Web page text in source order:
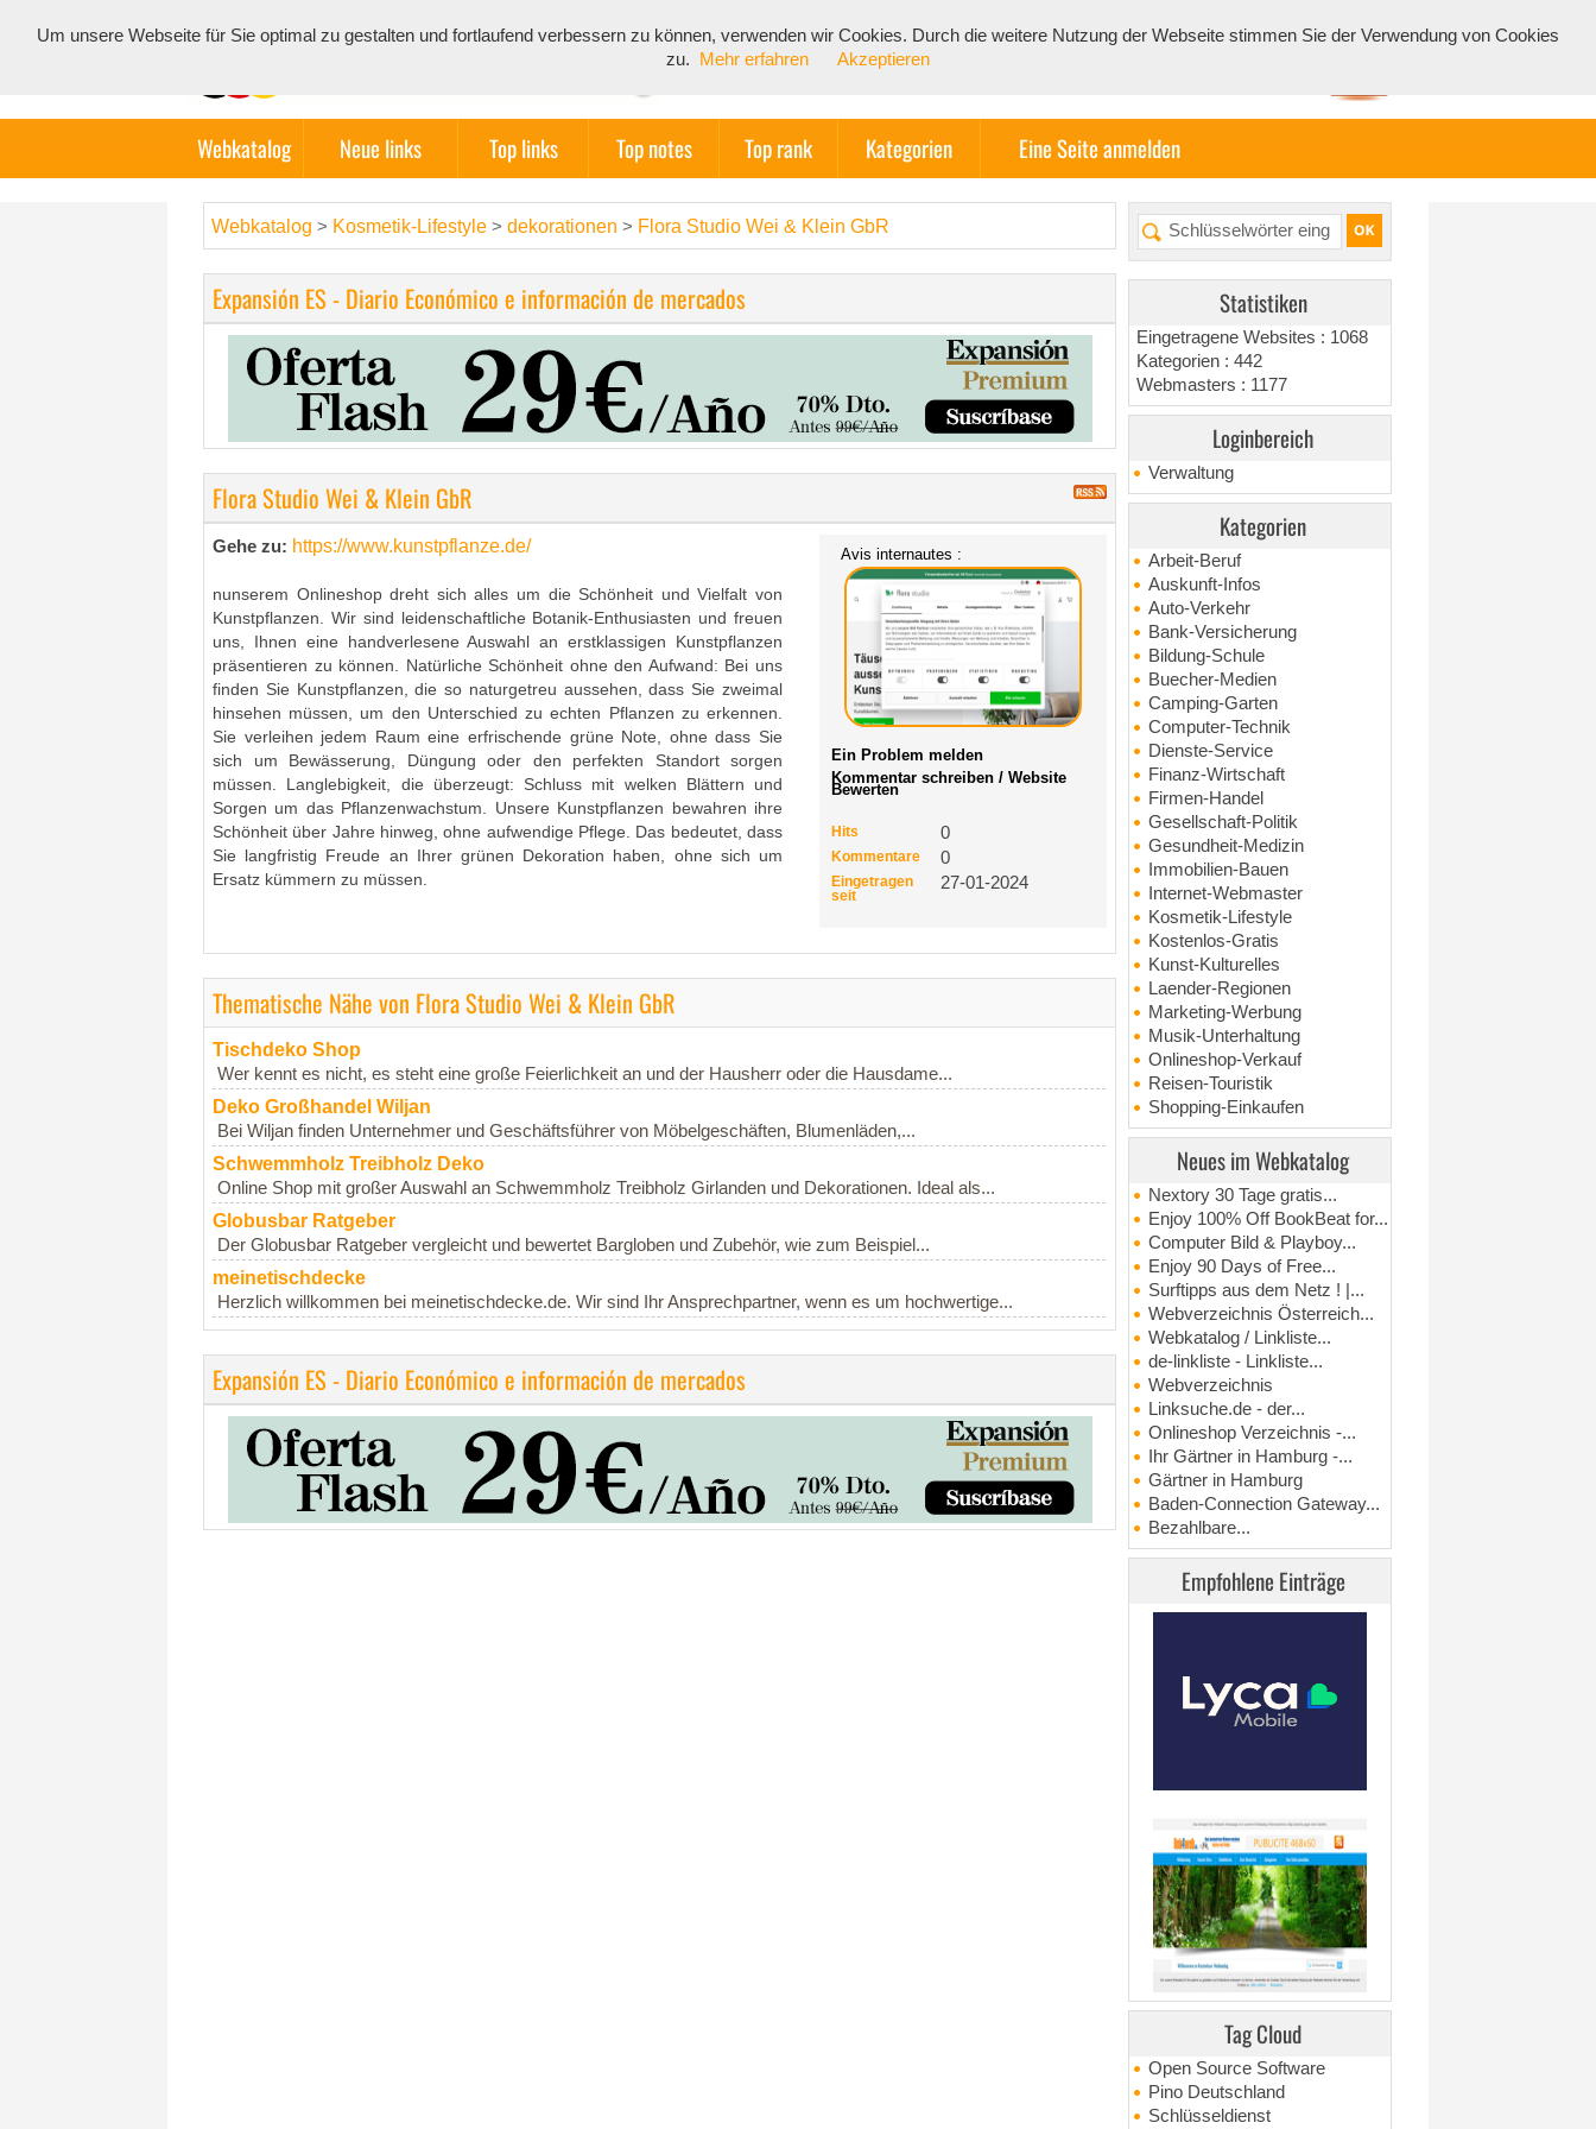
Webkatalog Neue links Top links Top notes Top rank Kategorien Eine Seite anmelden
Statistiken
Eingetragene Websites : 1068
Kategorien : 442
Webmasters : 1177
Loginbereich
Verwaltung
Kategorien
Arbeit-Beruf
Auskunft-Infos
Auto-Verkehr
Bank-Versicherung
Bildung-Schule
Buecher-Medien
Camping-Garten
Computer-Technik
Dienste-Service
Finanz-Wirtschaft
Firmen-Handel
Gesellschaft-Politik
Gesundheit-Medizin
Immobilien-Bauen
Internet-Webmaster
Kosmetik-Lifestyle
Kostenlos-Gratis
Kunst-Kulturelles
Laender-Regionen
Marketing-Werbung
Musik-Unterhaltung
Onlineshop-Verkauf
Reisen-Touristik
Shopping-Einkaufen
Neues im Webkatalog
Nextory 30 Tage gratis...
Enjoy 100% Off BookBeat for...
Computer Bild & Playboy...
Enjoy 90 Days of Free...
Surftipps aus dem Netz ! |...
Webverzeichnis Österreich...
Webkatalog / Linkliste...
de-linkliste - Linkliste...
Webverzeichnis
Linksuche.de - der...
Onlineshop Verzeichnis -...
Ihr Gärtner in Hamburg -...
Gärtner in Hamburg
Baden-Connection Gateway...
Bezahlbare...
Empfohlene Einträge
Tag Cloud
Open Source Software
Pino Deutschland
Schlüsseldienst
Webkatalog > Kosmetik-Lifestyle > dekorationen > Flora Studio Wei & Klein GbR
Expansión ES - Diario Económico e información de mercados
Flora Studio Wei & Klein GbR
Gehe zu: https://www.kunstpflanze.de/
nunserem Onlineshop dreht sich alles um die Schönheit und Vielfalt von
Kunstpflanzen. Wir sind leidenschaftliche Botanik-Enthusiasten und freuen
uns, Ihnen eine handverlesene Auswahl an erstklassigen Kunstpflanzen
präsentieren zu können. Natürliche Schönheit ohne den Aufwand: Bei uns
finden Sie Kunstpflanzen, die so naturgetreu aussehen, dass Sie zweimal
hinsehen müssen, um den Unterschied zu echten Pflanzen zu erkennen.
Sie verleihen jedem Raum eine erfrischende grüne Note, ohne dass Sie
sich um Bewässerung, Düngung oder den perfekten Standort sorgen
müssen. Langlebigkeit, die überzeugt: Schluss mit welken Blättern und
Sorgen um das Pflanzenwachstum. Unsere Kunstpflanzen bewahren ihre
Schönheit über Jahre hinweg, ohne aufwendige Pflege. Das bedeutet, dass
Sie langfristig Freude an Ihrer grünen Dekoration haben, ohne sich um
Ersatz kümmern zu müssen.
Avis internautes :
Ein Problem melden
Kommentar schreiben / Website
Bewerten
Hits 0
Kommentare 0
Eingetragen
seit
27-01-2024
Thematische Nähe von Flora Studio Wei & Klein GbR
Tischdeko Shop
Wer kennt es nicht, es steht eine große Feierlichkeit an und der Hausherr oder die Hausdame...
Deko Großhandel Wiljan
Bei Wiljan finden Unternehmer und Geschäftsführer von Möbelgeschäften, Blumenläden,...
Schwemmholz Treibholz Deko
Online Shop mit großer Auswahl an Schwemmholz Treibholz Girlanden und Dekorationen. Ideal als...
Globusbar Ratgeber
Der Globusbar Ratgeber vergleicht und bewertet Bargloben und Zubehör, wie zum Beispiel...
meinetischdecke
Herzlich willkommen bei meinetischdecke.de. Wir sind Ihr Ansprechpartner, wenn es um hochwertige...
Expansión ES - Diario Económico e información de mercados
Um unsere Webseite für Sie optimal zu gestalten und fortlaufend verbessern zu können, verwenden wir Cookies. Durch die weitere Nutzung der Webseite stimmen Sie der Verwendung von Cookies
zu.
Mehr erfahren Akzeptieren